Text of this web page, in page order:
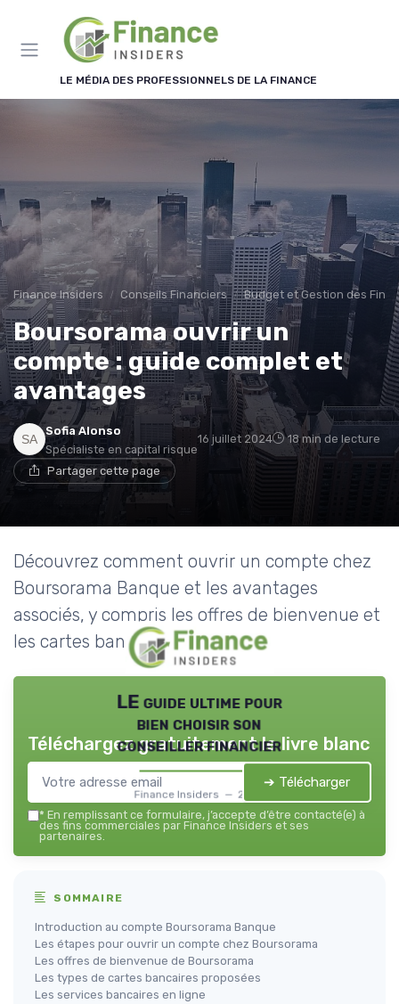
LE MÉDIA DES PROFESSIONNELS DE LA FINANCE
Finance Insiders Conseils Financiers Budget et Gestion des
Boursorama ouvrir un
compte : guide complet et
avantages
Sofia Alonso
Spécialiste en capital risque
16 juillet 2024 18 min de lecture
Partager cette page
Découvrez comment ouvrir un compte chez
Boursorama Banque et les avantages
associés, y compris les offres de bienvenue et
les cartes bancaires disponibles.
LE guide ultime pour
bien choisir son
conseiller financier
Finance Insiders — 2026
Téléchargez gratuitement le livre blanc
➔ Télécharger
* En remplissant ce formulaire, j’accepte d’être contacté(e) à
des fins commerciales par Finance Insiders et ses
partenaires.
SOMMAIRE
Introduction au compte Boursorama Banque
Les étapes pour ouvrir un compte chez Boursorama
Les offres de bienvenue de Boursorama
Les types de cartes bancaires proposées
Les services bancaires en ligne